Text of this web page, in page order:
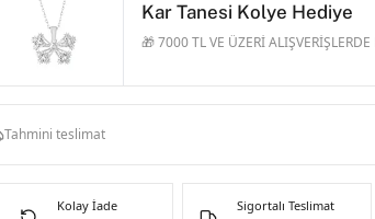
Kar Tanesi Kolye Hediye
🎁 7000 TL VE ÜZERİ
Tahmini teslimat
Kolay İade Sigortalı Teslimat